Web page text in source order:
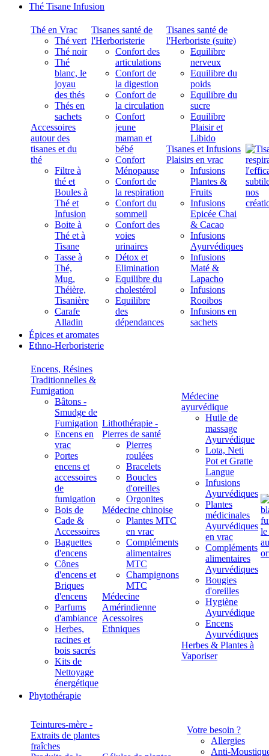
Thé Tisane Infusion
Thé en Vrac
Thé vert
Thé noir
Thé
blanc, le
joyau
des thés
Thés en
sachets
Accessoires
autour des
tisanes et du
thé
Filtre à
thé et
Boules à
Thé et
Infusion
Boite à
Thé et à
Tisane
Tasse à
Thé,
Mug,
Théière,
Tisanière
Carafe
Alladin
Tisanes santé de
l'Herboristerie
Confort des
articulations
Confort de
la digestion
Confort de
la circulation
Confort
jeune
maman et
bébé
Confort
Ménopause
Confort de
la respiration
Confort du
sommeil
Confort des
voies
urinaires
Détox et
Elimination
Equilibre du
cholestérol
Equilibre
des
dépendances
Tisanes santé de
l'Herboriste (suite)
Equilibre
nerveux
Equilibre du
poids
Equilibre du
sucre
Equilibre
Plaisir et
Libido
Tisanes et Infusions
Plaisirs en vrac
Infusions
Plantes &
Fruits
Infusions
Epicée Chai
& Cacao
Infusions
Ayurvédiques
Infusions
Maté &
Lapacho
Infusions
Rooibos
Infusions en
sachets
Épices et aromates
Ethno-Herboristerie
Encens, Résines
Traditionnelles &
Fumigation
Bâtons -
Smudge de
Fumigation
Encens en
vrac
Portes
encens et
accessoires
de
fumigation
Bois de
Cade &
Accessoires
Baguettes
d'encens
Cônes
d'encens et
Briques
d'encens
Parfums
d'ambiance
Herbes,
racines et
bois sacrés
Kits de
Nettoyage
énergétique
Lithothérapie -
Pierres de santé
Pierres
roulées
Bracelets
Boucles
d'oreilles
Orgonites
Médecine chinoise
Plantes MTC
en vrac
Compléments
alimentaires
MTC
Champignons
MTC
Médecine
Amérindienne
Acessoires
Ethniques
Médecine
ayurvédique
Huile de
massage
Ayurvédique
Lota, Neti
Pot et Gratte
Langue
Infusions
Ayurvédiques
Plantes
médicinales
Ayurvédiques
en vrac
Compléments
alimentaires
Ayurvédiques
Bougies
d'oreilles
Hygiène
Ayurvédique
Encens
Ayurvédiques
Herbes & Plantes à
Vaporiser
Phytothérapie
Teintures-mère -
Extraits de plantes
fraîches
Votre besoin ?
Allergies
Anti-